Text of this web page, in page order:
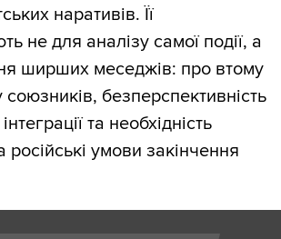
наративів. Її
не для аналізу самої події, а
ширших меседжів: про втому
безперспективність
та необхідність
російські умови закінчення